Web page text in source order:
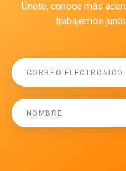
Únete, conoce más
trabajemos